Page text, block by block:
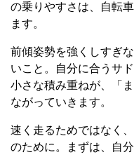
の乗りやすさは、自転
ます。
前傾姿勢を強くしすぎ
いこと。自分に合うサ
小さな積み重ねが、「
ながっていきます。
速く走るためではなく
のために。まずは、自